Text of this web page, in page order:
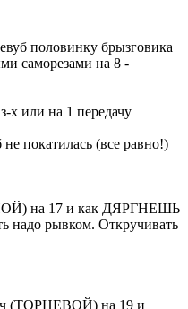
половинку брызговика
саморезами на 8 -
х или на 1 передачу
покатилась (все равно!)
на 17 и как ДЯРГНЕШЬ
надо рывком. Откручивать
(ТОРЦЕВОЙ) на 19 и